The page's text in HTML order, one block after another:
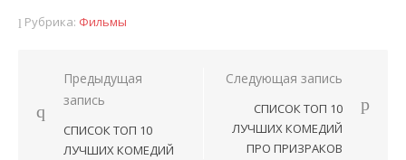
Рубрика: Фильмы
Навигация
по
записям
Предыдущая
запись
СПИСОК ТОП 10
ЛУЧШИХ КОМЕДИЙ
Следующая запись
СПИСОК ТОП 10
ЛУЧШИХ КОМЕДИЙ
ПРО ПРИЗРАКОВ